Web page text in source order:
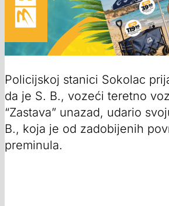
Policijskoj stanici Sokolac
da je S. B., vozeći teretno
“Zastava” unazad, udario
B., koja je od zadobijenih
preminula.